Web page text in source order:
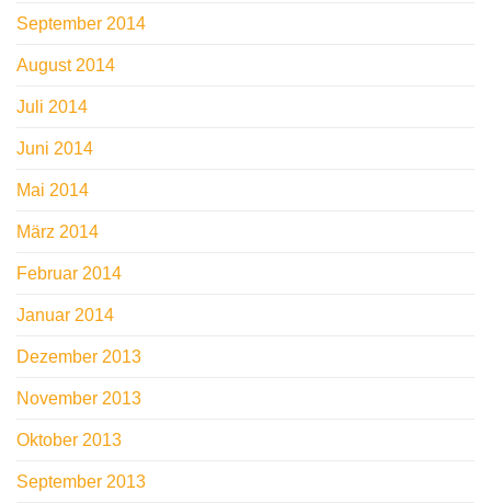
September 2014
August 2014
Juli 2014
Juni 2014
Mai 2014
März 2014
Februar 2014
Januar 2014
Dezember 2013
November 2013
Oktober 2013
September 2013